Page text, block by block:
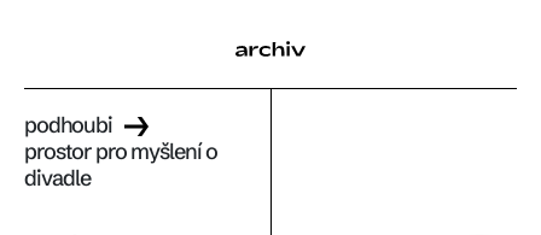
podhoubi
prostor pro myšlení o
divadle